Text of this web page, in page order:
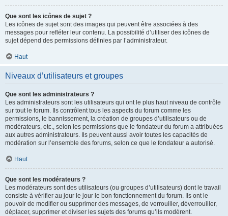
Que sont les icônes de sujet ?
Les icônes de sujet sont des images qui peuvent être associées à des
messages pour refléter leur contenu. La possibilité d’utiliser des icônes de
sujet dépend des permissions définies par l’administrateur.
Haut
Niveaux d’utilisateurs et groupes
Que sont les administrateurs ?
Les administrateurs sont les utilisateurs qui ont le plus haut niveau de contrôle
sur tout le forum. Ils contrôlent tous les aspects du forum comme les
permissions, le bannissement, la création de groupes d’utilisateurs ou de
modérateurs, etc., selon les permissions que le fondateur du forum a attribuées
aux autres administrateurs. Ils peuvent aussi avoir toutes les capacités de
modération sur l’ensemble des forums, selon ce que le fondateur a autorisé.
Haut
Que sont les modérateurs ?
Les modérateurs sont des utilisateurs (ou groupes d’utilisateurs) dont le travail
consiste à vérifier au jour le jour le bon fonctionnement du forum. Ils ont le
pouvoir de modifier ou supprimer des messages, de verrouiller, déverrouiller,
déplacer, supprimer et diviser les sujets des forums qu’ils modèrent.